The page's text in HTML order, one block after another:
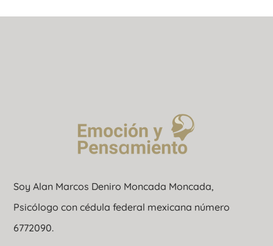
Soy Alan Marcos Deniro Moncada Moncada,
Psicólogo con cédula federal mexicana número
6772090.